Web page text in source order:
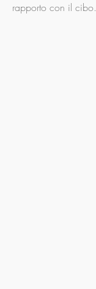
rapporto con il cibo.